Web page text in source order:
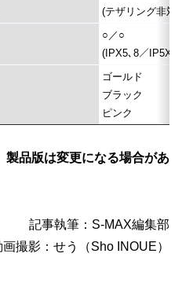
(テザリング非対
○／○
(IPX5､8／IP5X)
ゴールド
ブラック
ピンク
品版は変更になる場合があ
記事執筆：S-MAX編集部
撮影：せう（Sho INOUE）